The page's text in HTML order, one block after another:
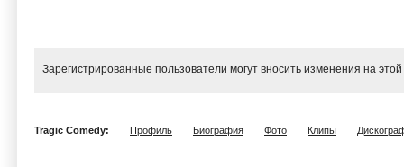
Зарегистрированные пользователи могут вносить изменения на
Tragic Comedy: Профиль Биография Фото Клипы